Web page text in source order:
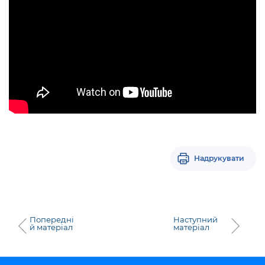
Надрукувати
Попередні
й матеріал
Наступний
матеріал